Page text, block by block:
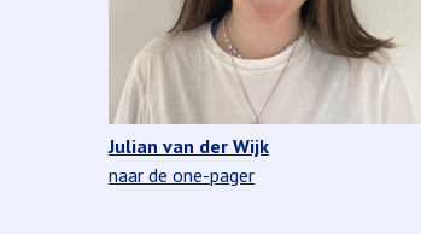
Julian van der Wijk
naar de one-pager